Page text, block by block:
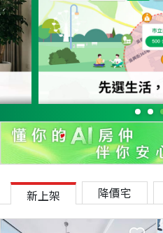
新上架 降價宅